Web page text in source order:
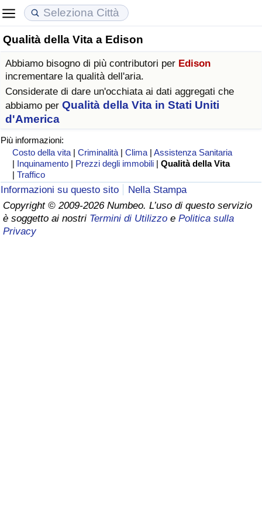
Qualità della Vita a Edison
Abbiamo bisogno di più contributori per Edison
incrementare la qualità dell'aria.
Considerate di dare un'occhiata ai dati aggregati che
abbiamo per Qualità della Vita in Stati Uniti
d'America
Più informazioni:
Costo della vita |Criminalità |Clima |Assistenza Sanitaria
| Inquinamento | Prezzi degli immobili |Qualità della Vita
|Traffico
Informazioni su questo sito
Nella Stampa
Copyright © 2009-2026 Numbeo. L’uso di questo servizio
è soggetto ai nostri Termini di Utilizzo e Politica sulla
Privacy
Costo della vita
Indice Del Costo Della Vita (corrente)
Indice Del Costo Della Vita
ad Aqaba
Prezzi degli immobili
Indice del Prezzo delle Case (Corrente)
Indice del Prezzo delle Case
Qualità della Vita
Indice della Qualità della Vita
Indice della Qualità della Vita (Corrente)
Criminalità
Indice del Tasso di Criminalità (Corrente)
Indice della Criminalità